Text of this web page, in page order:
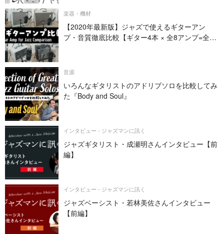
楽器・機材
【2020年最新版】ジャズで使えるギターアン
プ・音質徹底比較【ギター4本 × 全8アンプ=全32
音源
いろんなギタリストのアドリブソロを比較してみ
た『Body and Soul』
インタビュー - ジャズマンに訊く
ジャズギタリスト・成瀬明さんインタビュー【前
編】
インタビュー - ジャズマンに訊く
ジャズベーシスト・若林美佐さんインタビュー
【前編】